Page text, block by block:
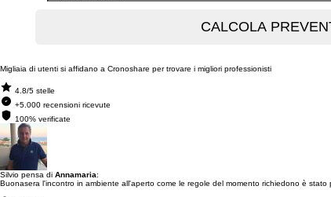
Migliaia di utenti si affidano a Cronoshare per trovare i migliori professionisti
4.8/5 stelle
+5.000 recensioni ricevute
100% verificate
Silvio pensa di Annamaria:
Buonasera l'incontro in ambiente all'aperto come le regole del momento richiedono è